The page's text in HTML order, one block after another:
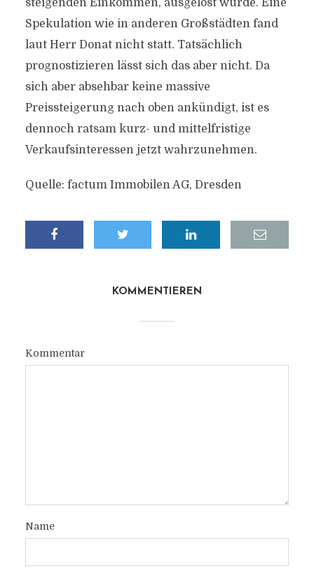
steigenden Einkommen, ausgelöst wurde. Eine
Spekulation wie in anderen Großstädten fand
laut Herr Donat nicht statt. Tatsächlich
prognostizieren lässt sich das aber nicht. Da
sich aber absehbar keine massive
Preissteigerung nach oben ankündigt, ist es
dennoch ratsam kurz- und mittelfristige
Verkaufsinteressen jetzt wahrzunehmen.
Quelle: factum Immobilen AG, Dresden
KOMMENTIEREN
Kommentar
Name